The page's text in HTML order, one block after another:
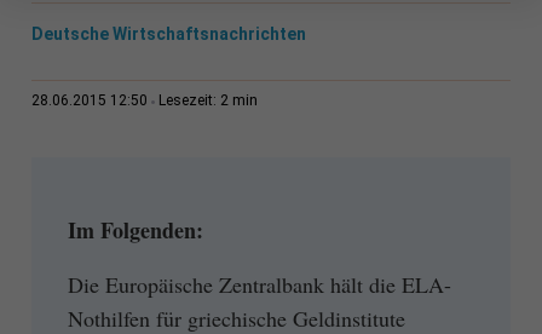
Deutsche Wirtschaftsnachrichten
28.06.2015 12:50 Lesezeit: 2 min
Im Folgenden:
Die Europäische Zentralbank hält die ELA-
Nothilfen für griechische Geldinstitute